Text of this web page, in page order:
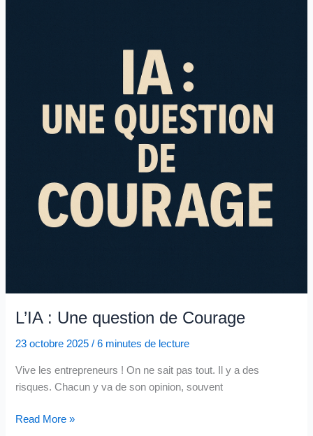
L’IA : Une question de Courage
23 octobre 2025/6 minutes de lecture
Vive les entrepreneurs ! On ne sait pas tout. Il y a des
risques. Chacun y va de son opinion, souvent
L’IA
Read More »